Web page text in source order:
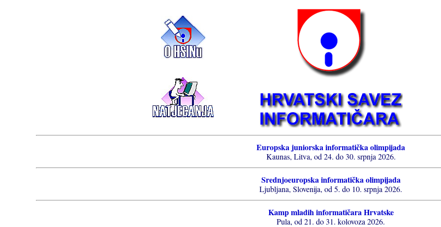
Europska juniorska informatička olimpijada
Kaunas, Litva, od 24. do 30. srpnja 2026.
Srednjoeuropska informatička olimpijada
Ljubljana, Slovenija, od 5. do 10. srpnja 2026.
Kamp mladih informatičara Hrvatske
Pula, od 21. do 31. kolovoza 2026.